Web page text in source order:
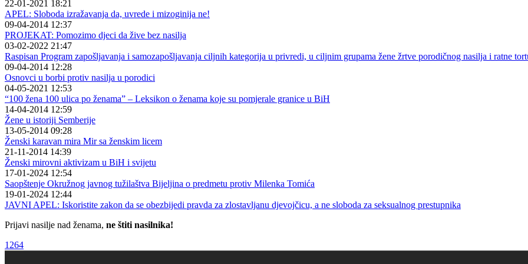
22-01-2021 18:21
APEL: Sloboda izražavanja da, uvrede i mizoginija ne!
09-04-2014 12:37
PROJEKAT: Pomozimo djeci da žive bez nasilja
03-02-2022 21:47
Raspisan Program zapošljavanja i samozapošljavanja ciljnih kategorija u privredi, u ciljnim grupama žene žrtve porodičnog nasilja i ratne
09-04-2014 12:28
Osnovci u borbi protiv nasilja u porodici
04-05-2021 12:53
“100 žena 100 ulica po ženama” – Leksikon o ženama koje su pomjerale granice u BiH
14-04-2014 12:59
Žene u istoriji Semberije
13-05-2014 09:28
Ženski karavan mira Mir sa ženskim licem
21-11-2014 14:39
Ženski mirovni aktivizam u BiH i svijetu
17-01-2024 12:54
Saopštenje Okružnog javnog tužilaštva Bijeljina o predmetu protiv Milenka Tomića
19-01-2024 12:44
JAVNI APEL: Iskoristite zakon da se obezbijedi pravda za zlostavljanu djevojčicu, a ne sloboda za seksualnog prestupnika
Prijavi nasilje nad ženama, ne štiti nasilnika!
1264